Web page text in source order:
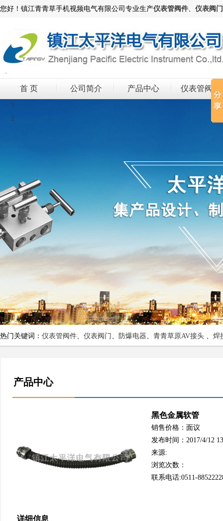
您好！镇江青青草手机视频电气有限公司专业生产仪表管阀件、 仪表阀门
首 页 公司简介 产品中心 仪表管阀件
1
2
热门关键词： 仪表管阀件、 仪表阀门 、 防爆电器、 青青草原AV接头 、 焊
产品中心
黑色金属软管
销售价格：面议
发布时间：2017/4/12
来源:
浏览次数：
联系电话:0511-
详细信息